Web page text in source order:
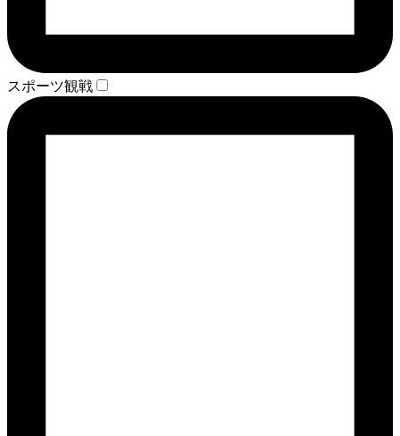
スポーツ観戦